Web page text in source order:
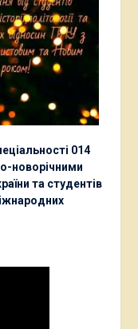
014
новорічними
та студентів